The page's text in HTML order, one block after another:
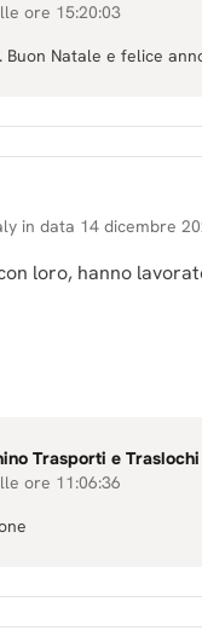
ore 15:20:03
Natale e felice
in data 14 dicembre
loro, hanno
Trasporti e Traslochi
ore 11:06:36